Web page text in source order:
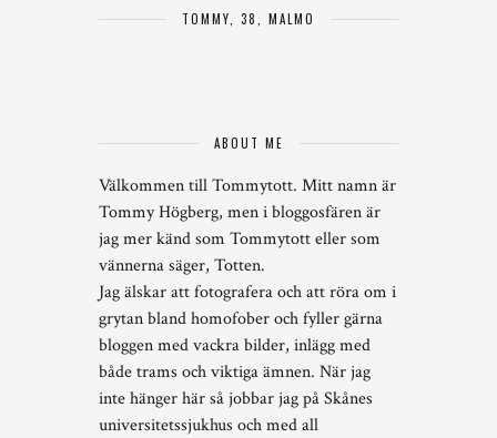
TOMMY, 38, MALMÖ
ABOUT ME
Välkommen till Tommytott. Mitt namn är
Tommy Högberg, men i bloggosfären är
jag mer känd som Tommytott eller som
vännerna säger, Totten.
Jag älskar att fotografera och att röra om i
grytan bland homofober och fyller gärna
bloggen med vackra bilder, inlägg med
både trams och viktiga ämnen. När jag
inte hänger här så jobbar jag på Skånes
universitetssjukhus och med all